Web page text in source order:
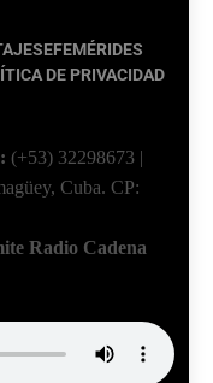
EFEMÉRIDES
DE PRIVACIDAD
(+53) 32298673 |
Cuba. CP:
Radio Cadena